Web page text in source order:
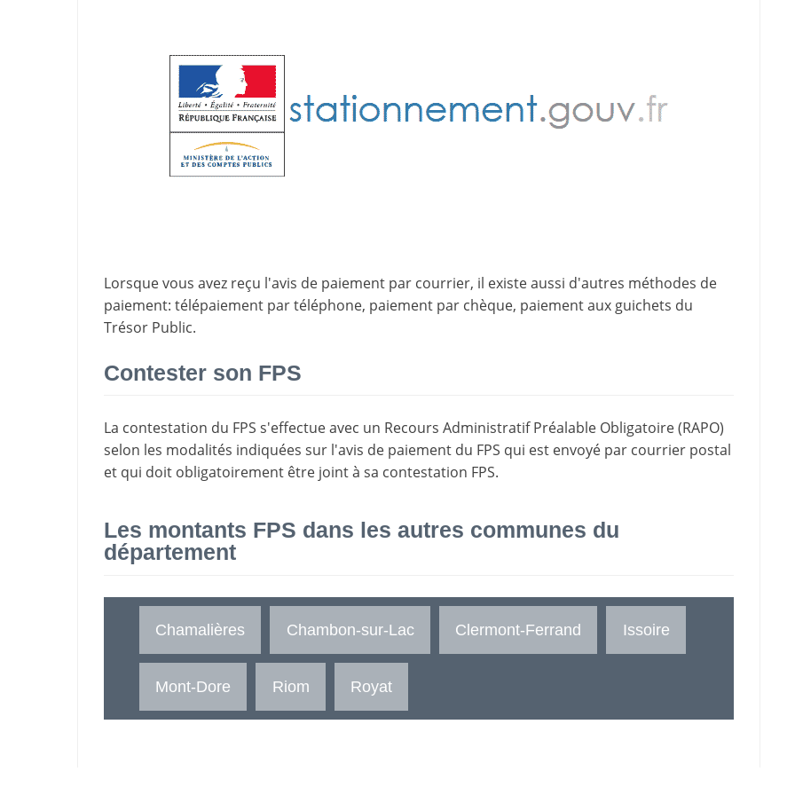
Lorsque vous avez reçu l'avis de paiement par courrier, il existe aussi d'autres méthodes de
paiement: télépaiement par téléphone, paiement par chèque, paiement aux guichets du
Trésor Public.
Contester son FPS
La contestation du FPS s'effectue avec un Recours Administratif Préalable Obligatoire (RAPO)
selon les modalités indiquées sur l'avis de paiement du FPS qui est envoyé par courrier postal
et qui doit obligatoirement être joint à sa contestation FPS.
Les montants FPS dans les autres communes du
département
Chamalières Chambon-sur-Lac Clermont-Ferrand Issoire
Mont-Dore Riom Royat